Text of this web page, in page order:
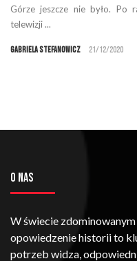
Górze jeszcze nie było. Po
telewizji ...
Gabriela Stefanowicz 21/12/2020
O NAS
W świecie
opowiedzenie historii to
potrzeb widza,